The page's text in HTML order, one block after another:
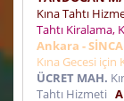
Kına Tahtı
Tahtı Kiralama,
Ankara -
Kına Gecesi için
ÜCRET MAH.
Tahtı Hizmeti